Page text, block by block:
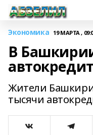
Экономика 19 МАРТА ,
В
Жители
тысячи